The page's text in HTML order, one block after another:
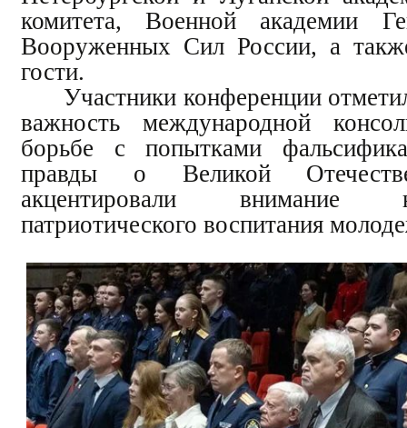
комитета, Военной академии
Вооруженных Сил России, а
гости.
Участники конференции
важность международной
борьбе с попытками
правды о Великой
акцентировали внимание
патриотического воспитания